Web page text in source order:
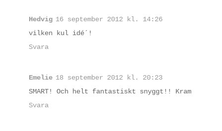
Hedvig 16 september 2012 kl. 14:26
vilken kul idé´!
Svara
Emelie 18 september 2012 kl. 20:23
SMART! Och helt fantastiskt snyggt!! Kram
Svara